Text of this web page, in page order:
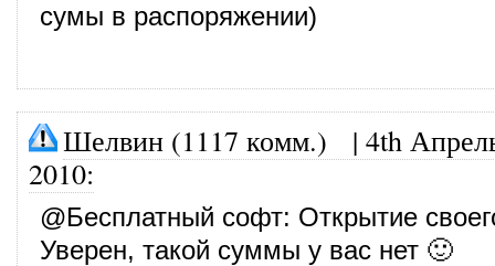
сумы в распоряжении)
Шелвин (1117 комм.) | 4th
2010:
@Бесплатный софт: Открытие
Уверен, такой суммы у вас нет 🙂